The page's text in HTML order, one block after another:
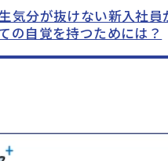
気分が抜けない新入社員
の自覚を持つためには？